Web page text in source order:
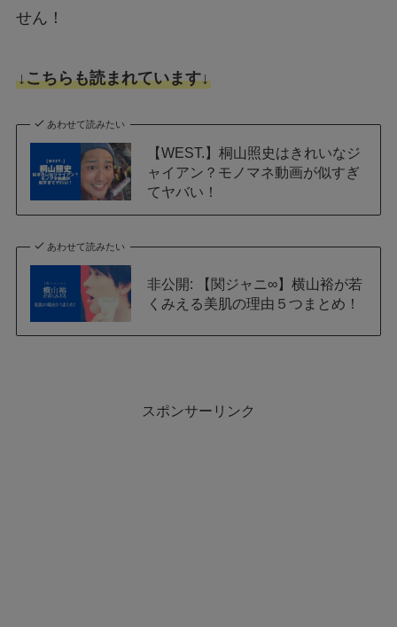
せん！
↓こちらも読まれています↓
あわせて読みたい
【WEST.】桐山照史はきれいなジ
ャイアン？モノマネ動画が似すぎ
てヤバい！
あわせて読みたい
非公開: 【関ジャニ∞】横山裕が若
くみえる美肌の理由５つまとめ！
スポンサーリンク